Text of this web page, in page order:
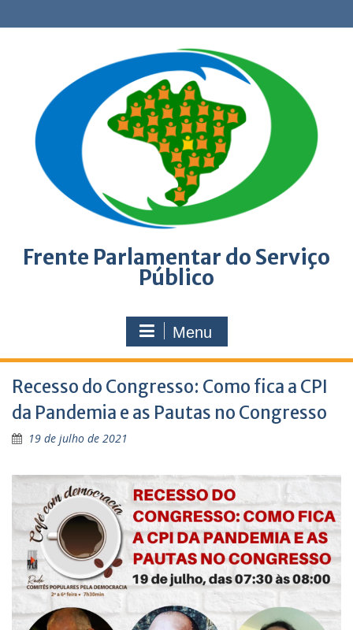
to
Frente Parlamentar do Serviço
Público
Menu
Recesso do Congresso: Como fica a CPI
da Pandemia e as Pautas no Congresso
19 de julho de 2021